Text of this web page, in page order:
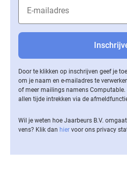
Door te klikken op inschrijven geef je
om je naam en e-mailadres te
of meer mailings namens
allen tijde intrekken via de
Wil je weten hoe Jaarbeurs B.V.
vens? Klik dan hier voor ons privacy